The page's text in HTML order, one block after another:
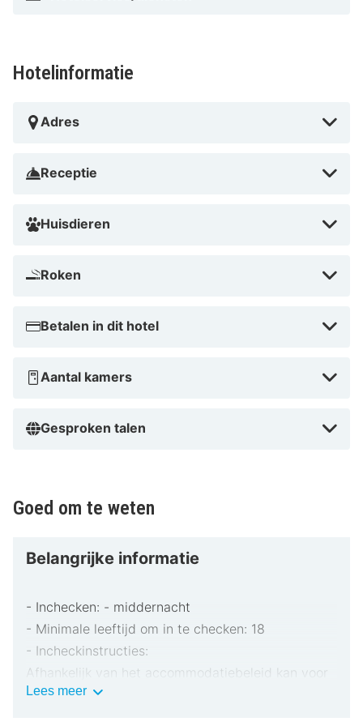
Hotelinformatie
Adres
Receptie
Huisdieren
Roken
Betalen in dit hotel
Aantal kamers
Gesproken talen
Goed om te weten
Belangrijke informatie
- Inchecken: - middernacht
- Minimale leeftijd om in te checken: 18
- Incheckinstructies:
Afhankelijk van het accommodatiebeleid kan voor
extra personen een toeslag in rekening worden
Lees meerBelangrijke